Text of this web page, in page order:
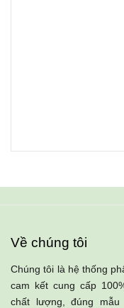
Về chúng tôi
Chúng tôi là hệ thống
cam kết cung cấp
chất lượng, đúng